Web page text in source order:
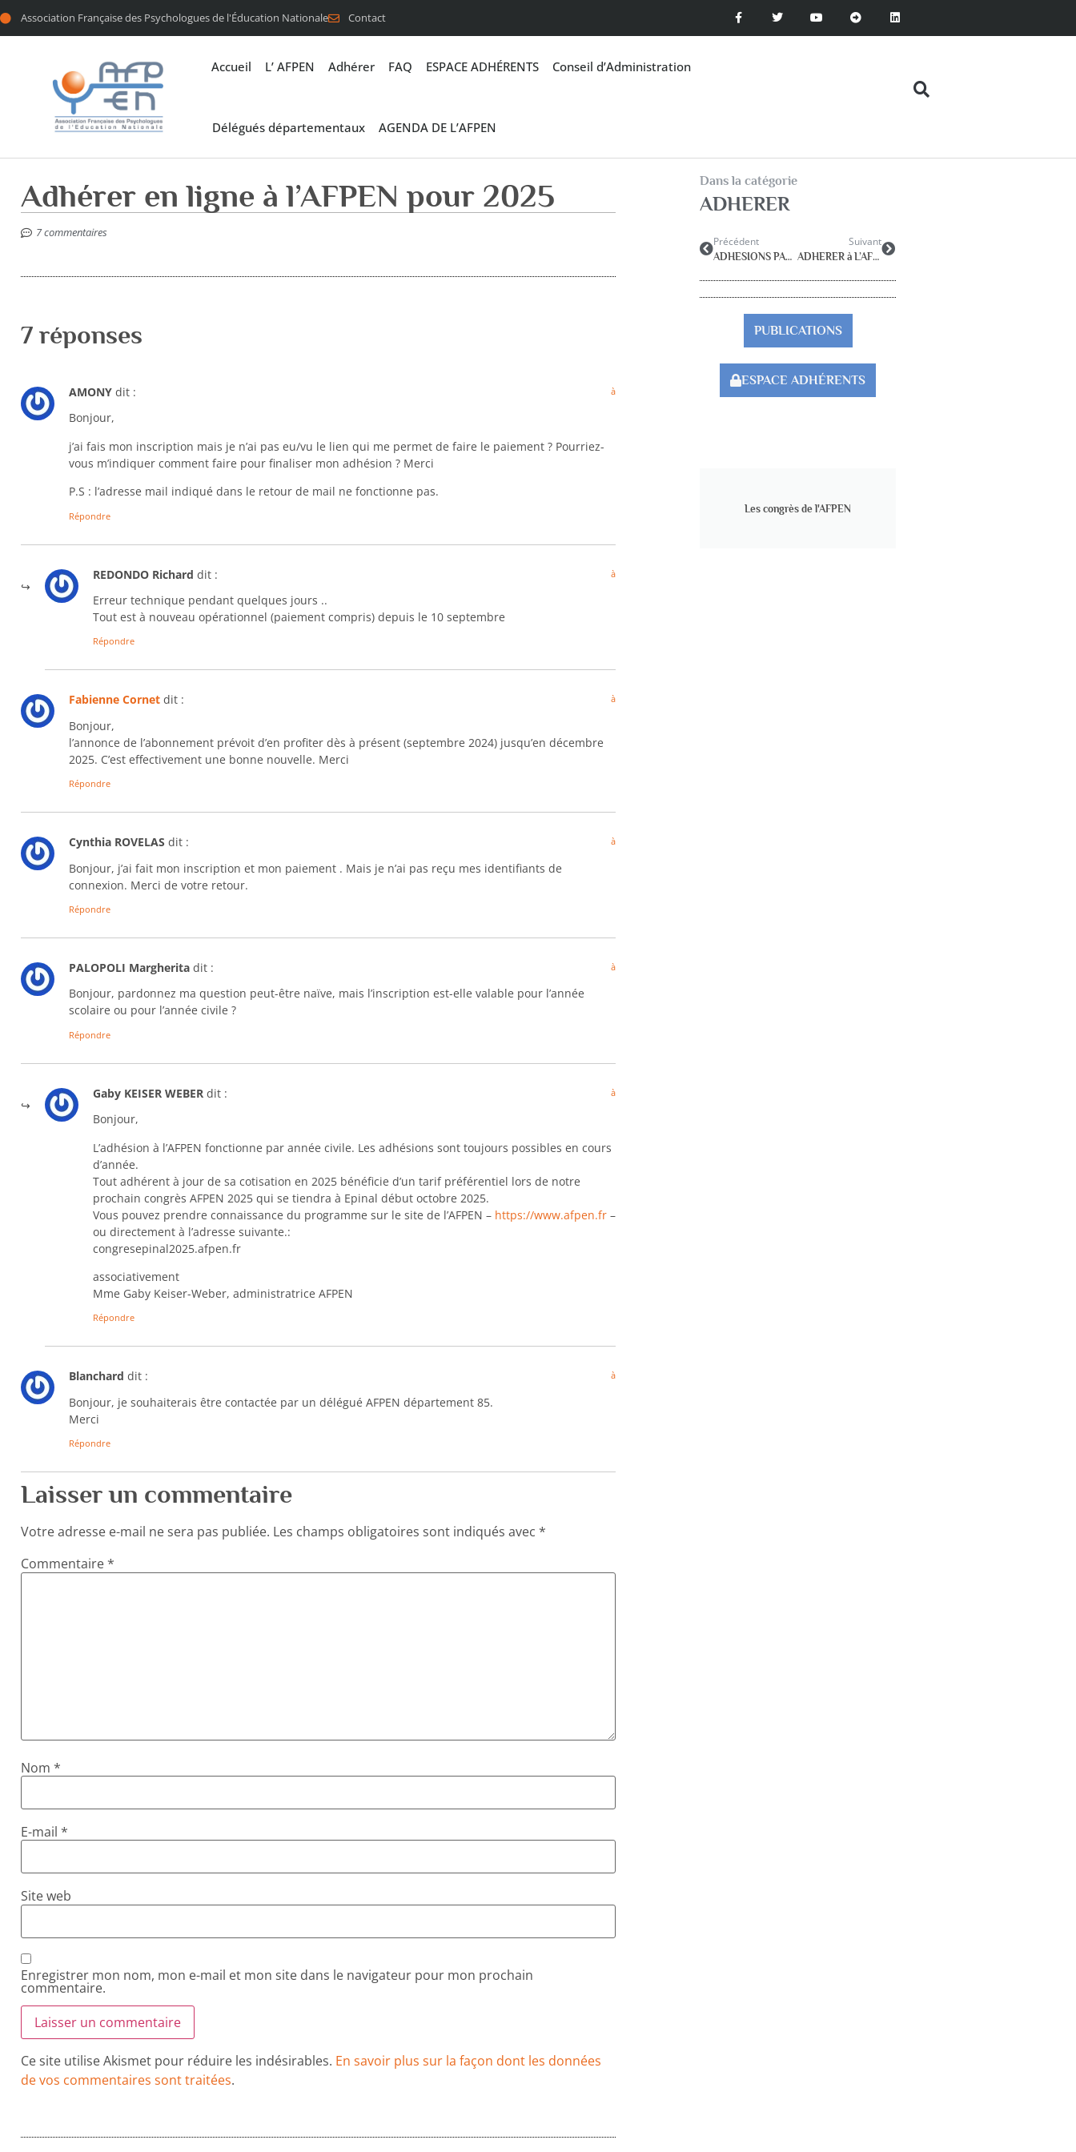
Association Française des Psychologues de l'Éducation Nationale Contact
Accueil L’ AFPEN Adhérer FAQ ESPACE ADHÉRENTS Conseil d’Administration
Délégués départementaux AGENDA DE L’AFPEN
Adhérer en ligne à l’AFPEN pour 2025
7 commentaires
7 réponses
AMONY dit : à
Bonjour,
j’ai fais mon inscription mais je n’ai pas eu/vu le lien qui me permet de faire le paiement ? Pourriez-
vous m’indiquer comment faire pour finaliser mon adhésion ? Merci
P.S : l’adresse mail indiqué dans le retour de mail ne fonctionne pas.
Répondre
REDONDO Richard dit : à
Erreur technique pendant quelques jours ..
Tout est à nouveau opérationnel (paiement compris) depuis le 10 septembre
Répondre
Fabienne Cornet dit : à
Bonjour,
l’annonce de l’abonnement prévoit d’en profiter dès à présent (septembre 2024) jusqu’en décembre
2025. C’est effectivement une bonne nouvelle. Merci
Répondre
Cynthia ROVELAS dit : à
Bonjour, j’ai fait mon inscription et mon paiement . Mais je n’ai pas reçu mes identifiants de
connexion. Merci de votre retour.
Répondre
PALOPOLI Margherita dit : à
Bonjour, pardonnez ma question peut-être naïve, mais l’inscription est-elle valable pour l’année
scolaire ou pour l’année civile ?
Répondre
Gaby KEISER WEBER dit : à
Bonjour,
L’adhésion à l’AFPEN fonctionne par année civile. Les adhésions sont toujours possibles en cours
d’année.
Tout adhérent à jour de sa cotisation en 2025 bénéficie d’un tarif préférentiel lors de notre
prochain congrès AFPEN 2025 qui se tiendra à Epinal début octobre 2025.
Vous pouvez prendre connaissance du programme sur le site de l’AFPEN – https://www.afpen.fr–
ou directement à l’adresse suivante.:
congresepinal2025.afpen.fr
associativement
Mme Gaby Keiser-Weber, administratrice AFPEN
Répondre
Blanchard dit : à
Bonjour, je souhaiterais être contactée par un délégué AFPEN département 85.
Merci
Répondre
Laisser un commentaire
Votre adresse e-mail ne sera pas publiée. Les champs obligatoires sont indiqués avec *
Commentaire*
Nom *
E-mail *
Site web
Enregistrer mon nom, mon e-mail et mon site dans le navigateur pour mon prochain
commentaire.
Ce site utilise Akismet pour réduire les indésirables. En savoir plus sur la façon dont les données
de vos commentaires sont traitées.
Dans la catégorie
ADHERER
Précédent
ADHESIONS PAR FICHE PAPIER
Suivant
ADHERER à L’AFPEN pour 2026
PUBLICATIONS
ESPACE ADHÉRENTS
Les congrès de l'AFPEN